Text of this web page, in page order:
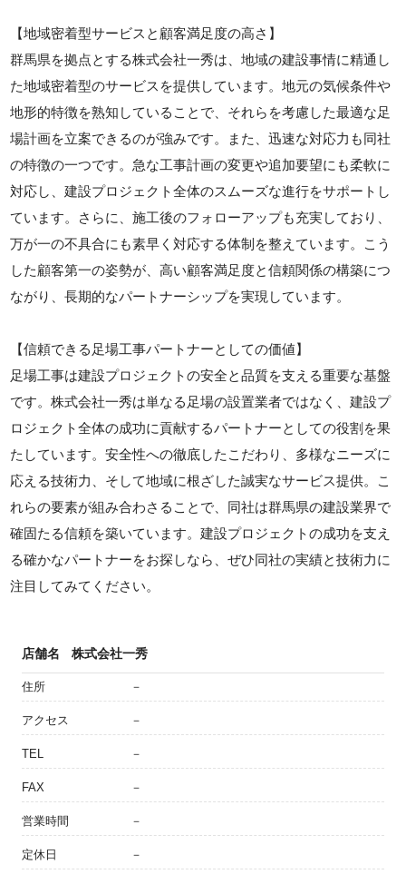
【地域密着型サービスと顧客満足度の高さ】
群馬県を拠点とする株式会社一秀は、地域の建設事情に精通し
た地域密着型のサービスを提供しています。地元の気候条件や
地形的特徴を熟知していることで、それらを考慮した最適な足
場計画を立案できるのが強みです。また、迅速な対応力も同社
の特徴の一つです。急な工事計画の変更や追加要望にも柔軟に
対応し、建設プロジェクト全体のスムーズな進行をサポートし
ています。さらに、施工後のフォローアップも充実しており、
万が一の不具合にも素早く対応する体制を整えています。こう
した顧客第一の姿勢が、高い顧客満足度と信頼関係の構築につ
ながり、長期的なパートナーシップを実現しています。
【信頼できる足場工事パートナーとしての価値】
足場工事は建設プロジェクトの安全と品質を支える重要な基盤
です。株式会社一秀は単なる足場の設置業者ではなく、建設プ
ロジェクト全体の成功に貢献するパートナーとしての役割を果
たしています。安全性への徹底したこだわり、多様なニーズに
応える技術力、そして地域に根ざした誠実なサービス提供。こ
れらの要素が組み合わさることで、同社は群馬県の建設業界で
確固たる信頼を築いています。建設プロジェクトの成功を支え
る確かなパートナーをお探しなら、ぜひ同社の実績と技術力に
注目してみてください。
店舗名 株式会社一秀
住所 －
アクセス －
TEL －
FAX －
営業時間 －
定休日 －